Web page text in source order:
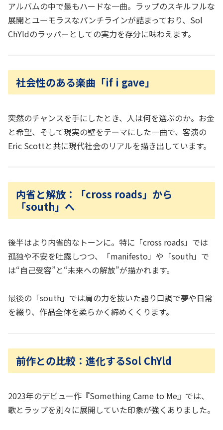
アルバムの中で最もハードな一曲。ラップのスキルフルな
展開とユーモラスなパンチラインが詰まっており、Sol
ChYldのラッパーとしての実力を存分に味わえます。
社会性のある楽曲「if i gave」
突然のチャンスを手にしたとき、人は何を選ぶのか。お金
と希望、そして現実の壁をテーマにした一曲で、客演の
Eric Scottと共に現代社会のリアルを描き出しています。
内省と解放：「cross roads」から
「south」へ
後半はより内省的なトーンに。特に「cross roads」では
孤独や不安を吐露しつつ、「manifesto」や「south」で
は“自己受容”と“未来への解放”が描かれます。
最後の「south」では肩の力を抜いた語り口調で夢や日常
を綴り、作品全体を柔らかく締めくくります。
前作との比較：進化するSol ChYld
2023年のデビュー作『Something Came to Me』では、
歌とラップを別々に展開していた印象が強くありました。